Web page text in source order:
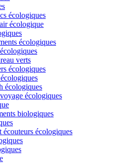
écologiques
écologique
écologiques
verts
écologiques
écologiques
écologiques
biologiques
écouteurs écologiques